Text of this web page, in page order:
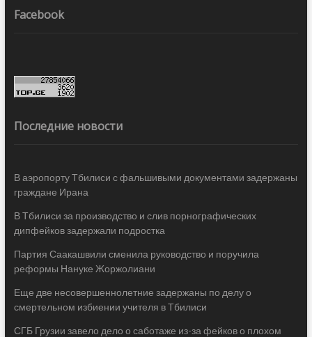
Facebook
Последние новости
В аэропорту Тбилиси с фальшивыми документами задержаны
граждане Ирана
В Тбилиси за производство и слив порнографических
дипфейков задержали подростка
Партия Саакашвили сменила руководство и поручила
реформы Нануке Жоржолиани
Еще две несовершеннолетние задержаны по делу о
смертельном избиении учителя в Тбилиси
СГБ Грузии завело дело о саботаже из-за фейков о плохом